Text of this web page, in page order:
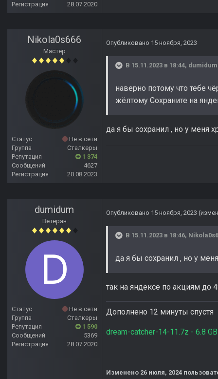
Регистрация
28.07.2020
Nikola0s666
Мастер
Статус
Не в сети
Группа
Сталкеры
Репутация
1 374
Сообщений
4627
Регистрация
20.08.2023
Опубликовано 15 ноября, 2023
В 15.11.2023 в 18:44, dumidum
наверно потому что тебе
жёлтому Сохраните на
да я бы сохранил , но у меня
dumidum
Ветеран
Статус
Не в сети
Группа
Сталкеры
Репутация
1 590
Сообщений
5369
Регистрация
28.07.2020
Опубликовано 15 ноября, 2023
В 15.11.2023 в 18:46,
да я бы сохранил , но у
так на яндексе по акциям до
Дополнено 12 минуты спустя
dream-catcher-14-11.7z - 6.8 GB
Изменено 26 июля, 2024